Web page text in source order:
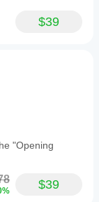
$39
"Opening
$39